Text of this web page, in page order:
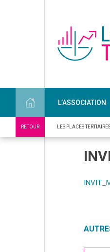
L’ASSOCIATION
RETOUR LES PLACES TERTIAIRES